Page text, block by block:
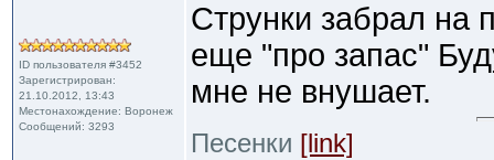
ID пользователя #3452
Зарегистрирован:
21.10.2012, 13:43
Местонахождение: Воронеж
Сообщений: 3293
Струнки забрал на
еще "про запас"
мне не внушает.
Песенки [link]